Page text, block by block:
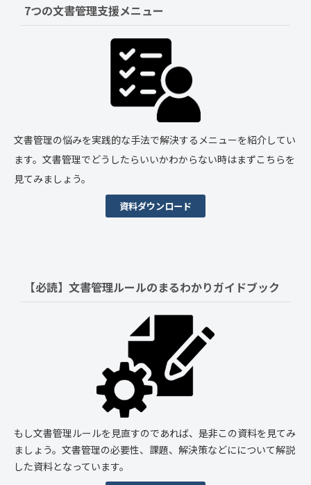
7つの文書管理支援メニュー
文書管理の悩みを実践的な手法で解決するメニューを紹介してい
ます。文書管理でどうしたらいいかわからない時はまずこちらを
見てみましょう。
資料ダウンロード
【必読】文書管理ルールのまるわかりガイドブック
もし文書管理ルールを見直すのであれば、是非この資料を見てみ
ましょう。文書管理の必要性、課題、解決策などにについて解説
した資料となっています。